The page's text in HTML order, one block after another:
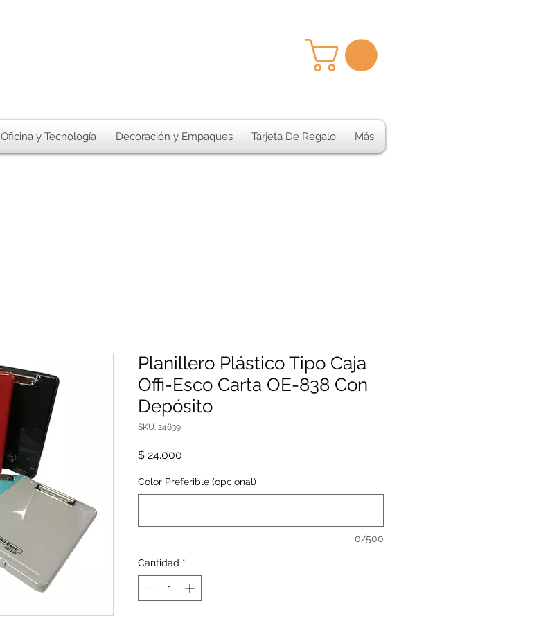
Oficina y Tecnología Decoración y Empaques Tarjeta De Regalo Más
Planillero Plástico Tipo Caja
Offi-Esco Carta OE-838 Con
Depósito
SKU: 24639
$ 24.000
Color Preferible (opcional)
0/500
Cantidad *